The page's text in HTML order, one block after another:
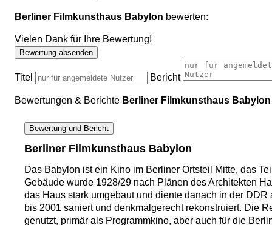
Berliner Filmkunsthaus Babylon bewerten:
Vielen Dank für Ihre Bewertung!
Bewertung absenden
Titel Bericht
Bewertungen & Berichte Berliner Filmkunsthaus Babylon
Bewertung und Bericht
Berliner Filmkunsthaus Babylon
Das Babylon ist ein Kino im Berliner Ortsteil Mitte, das
Gebäude wurde 1928/29 nach Plänen des Architekten
das Haus stark umgebaut und diente danach in der
bis 2001 saniert und denkmalgerecht rekonstruiert. Die
genutzt, primär als Programmkino, aber auch für die